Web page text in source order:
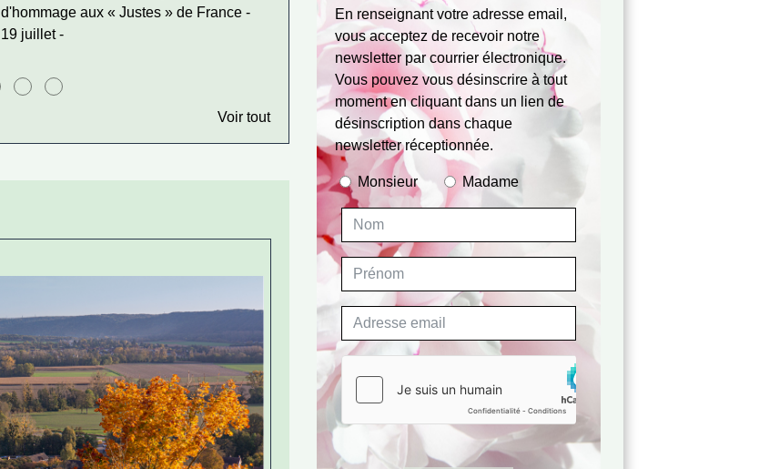
d'hommage aux « Justes » de France -
19 juillet -
Voir tout
En renseignant votre adresse email,
vous acceptez de recevoir notre
newsletter par courrier électronique.
Vous pouvez vous désinscrire à tout
moment en cliquant dans un lien de
désinscription dans chaque
newsletter réceptionnée.
Monsieur Madame